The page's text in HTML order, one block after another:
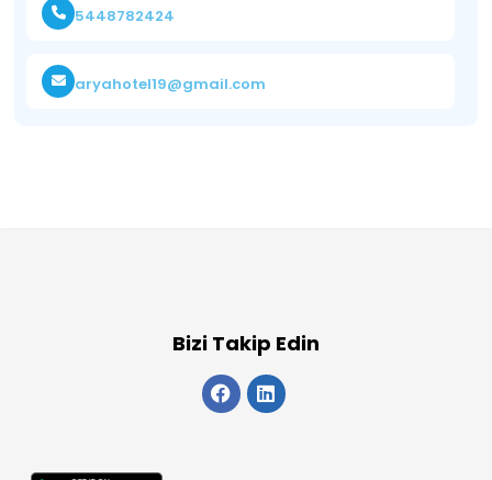
5448782424
aryahotel19@gmail.com
Bizi Takip Edin